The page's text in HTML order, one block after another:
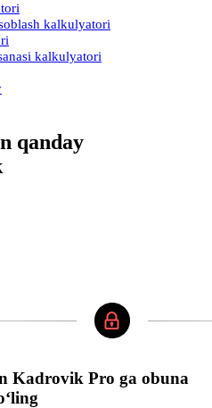
kalkulyatori
kalkulyatori
qanday
Kadrovik Pro ga obuna